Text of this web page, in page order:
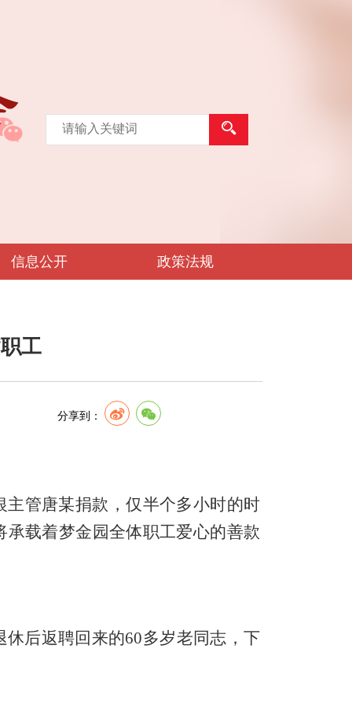
信息公开 政策法规
工
分享到：
主管唐某捐款，仅半个多小时的时
承载着梦金园全体职工爱心的善款
后返聘回来的60多岁老同志，下